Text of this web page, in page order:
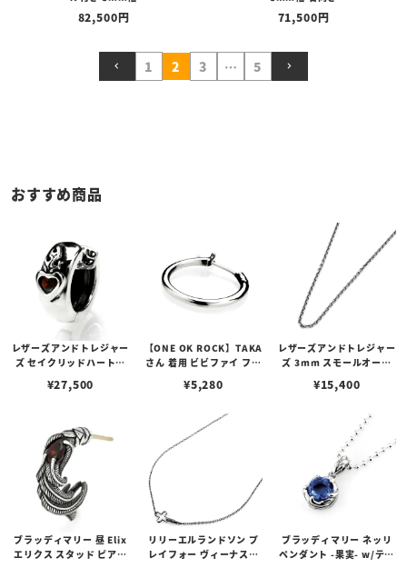
82,500 71,500
1 2 3 … 5
おすすめ商品
レザーズアンドトレジャー
ズ セイクリッドハートピ
¥27,500
【ONE OK ROCK】TAKA
さん 着用 ビビファイ フー
¥5,280
レザーズアンドトレジャー
ズ 3mm スモールオーバ
ブスタークラスプ＆LTロ
¥15,400
ブラッディマリー 昼 Elix
エリクス スタッド ピアス
リリーエルランドソン プ
レイフォー ヴィーナスチ
ブラッディマリー ネッリ
ペンダント -果実- w/ティ